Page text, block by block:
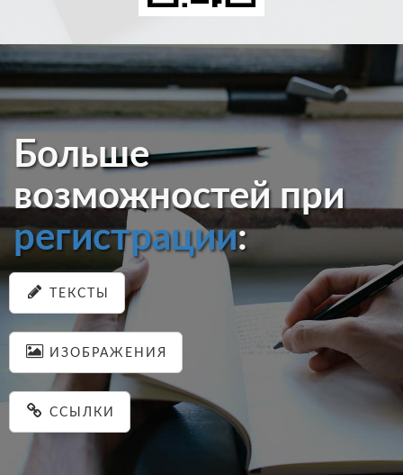
Больше
возможностей при
регистрации:
ТЕКСТЫ
ИЗОБРАЖЕНИЯ
ССЫЛКИ